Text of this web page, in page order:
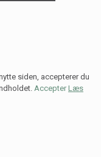
siden, accepterer du
Accepter Læs